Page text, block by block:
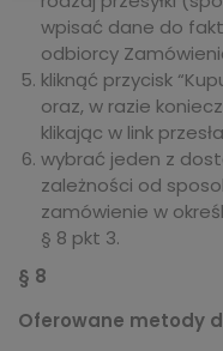
wpisać dane do
odbiorcy
kliknąć przycisk
oraz, w razie
klikając w link
wybrać jeden z
zależności od
zamówienie w
§ 8 pkt 3.
§ 8
Oferowane metody